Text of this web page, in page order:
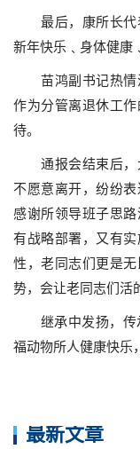
最后，康所长代
新年快乐 ﹑身体健康
苗鸿副书记热情
作为分管离退休工
待。
通报会结束后
不愿意离开，纷纷
感谢所领导班子思
有战略部署，又有
性，老同志们更是
势，会让老同志们活
继承中发扬，传
福动物所人健康快乐
最新文章